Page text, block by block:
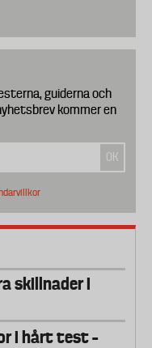
guiderna och
kommer en
skillnader i
i hårt test –